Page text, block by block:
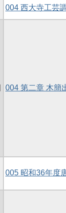
004 西大寺工芸
004 第二章 木簡
005 昭和36年度